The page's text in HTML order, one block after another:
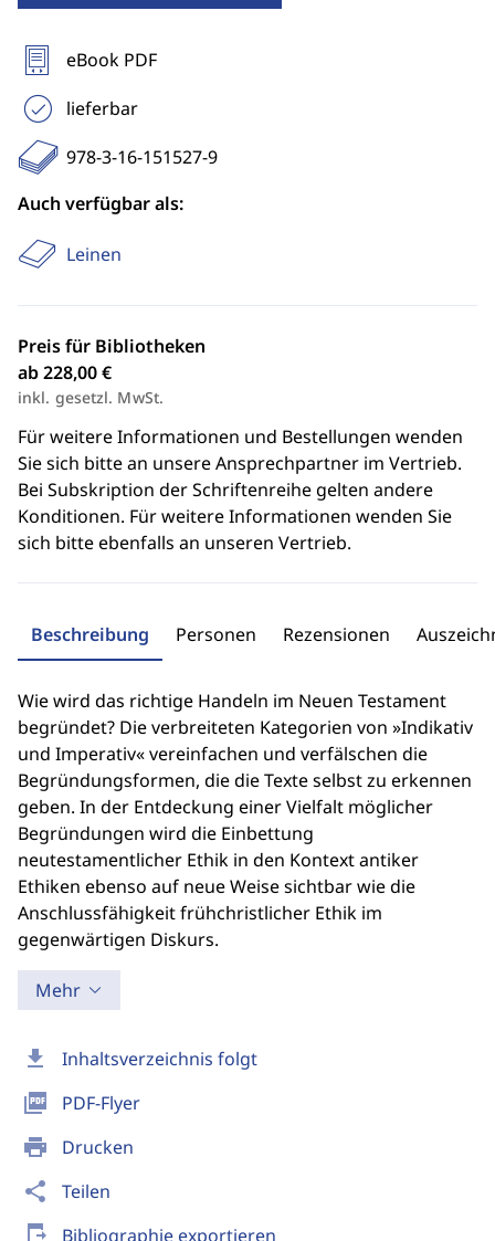
download Inhaltsverzeichnis folgt
picture_as_pdf PDF-Flyer
print Drucken
share Teilen
send_to_mobile Bibliographie exportieren
eBook PDF
lieferbar
978-3-16-151527-9
Auch verfügbar als:
Leinen
Preis für Bibliotheken
ab 228,00 €
inkl. gesetzl. MwSt.
Für weitere Informationen und Bestellungen wenden
Sie sich bitte an unsere Ansprechpartner im Vertrieb.
Bei Subskription der Schriftenreihe gelten andere
Konditionen. Für weitere Informationen wenden Sie
sich bitte ebenfalls an unseren Vertrieb.
Beschreibung Personen Rezensionen
Wie wird das richtige Handeln im Neuen Testament
begründet? Die verbreiteten Kategorien von »Indikativ
und Imperativ« vereinfachen und verfälschen die
Begründungsformen, die die Texte selbst zu erkennen
geben. In der Entdeckung einer Vielfalt möglicher
Begründungen wird die Einbettung
neutestamentlicher Ethik in den Kontext antiker
Ethiken ebenso auf neue Weise sichtbar wie die
Anschlussfähigkeit frühchristlicher Ethik im
gegenwärtigen Diskurs.
Mehr